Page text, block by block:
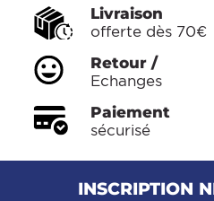
Livraison
offerte dès 70€
Retour /
Echanges
Paiement
sécurisé
INSCRIPTION